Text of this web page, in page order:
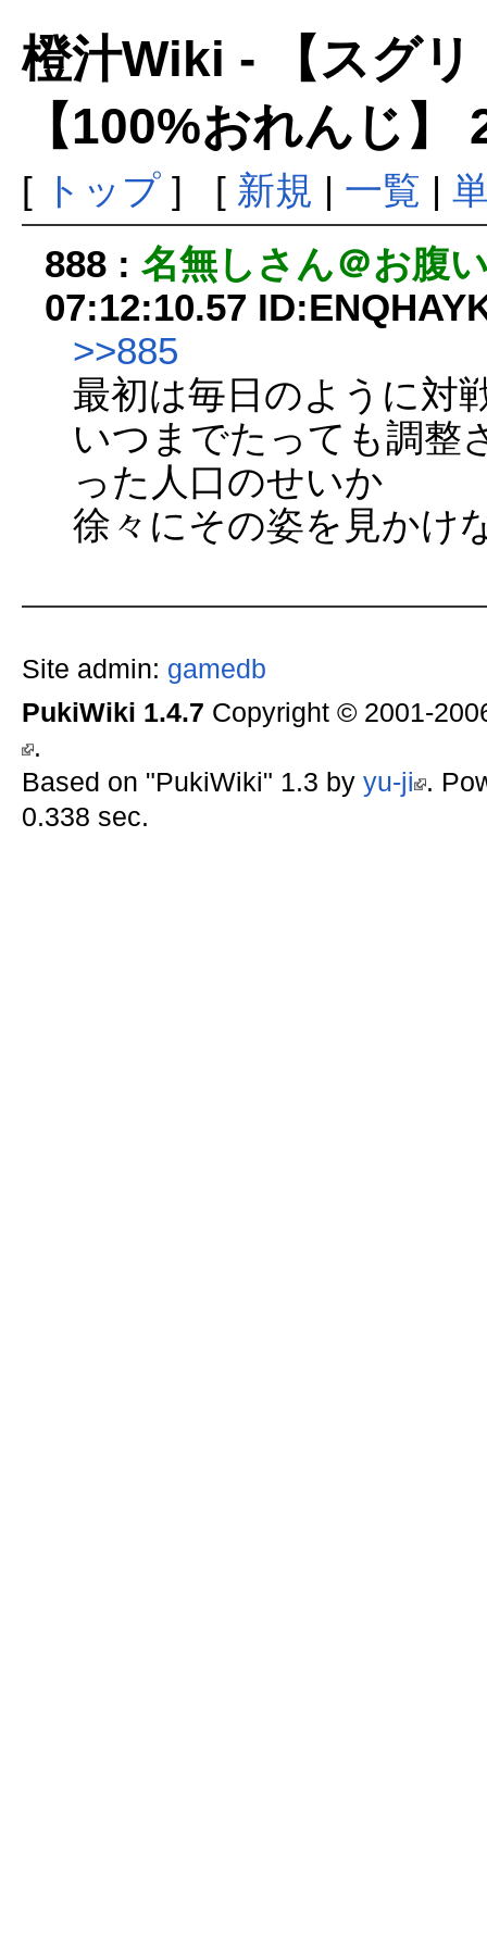
橙汁Wiki - 【スグ
【100%おれんじ】
[ トップ] [ 新規 | 一覧 |
888 :名無しさん＠お腹
07:12:10.57
>>885
最初は毎日のように対
いつまでたっても調整
った人口のせいか
徐々にその姿を見かけ
Site admin: gamedb
PukiWiki 1.4.7 Copyright © 2001-
.
Based on "PukiWiki" 1.3 by yu-ji .
0.338 sec.